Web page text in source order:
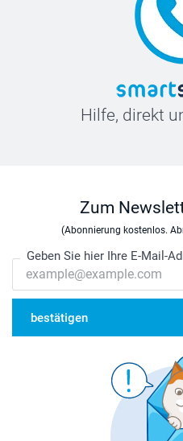
Hilfe, direkt
Zum
(Abonnierung kostenlos.
Geben Sie hier Ihre E-Mail-
bestätigen